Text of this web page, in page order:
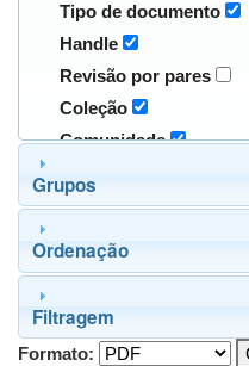
Tipo de documento
Handle
Revisão por pares
Coleção
Comunidade
Grupos
Ordenação
Filtragem
Formato: